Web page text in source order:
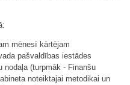
mēnesī kārtējam
pašvaldības iestādes
nodaļa (turpmāk - Finanšu
noteiktajai metodikai un